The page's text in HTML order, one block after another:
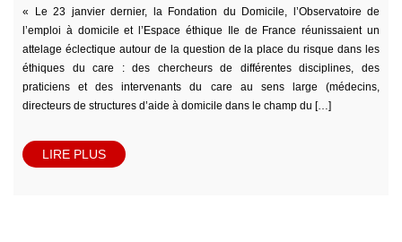
« Le 23 janvier dernier, la Fondation du Domicile, l’Observatoire de
l’emploi à domicile et l’Espace éthique Ile de France réunissaient un
attelage éclectique autour de la question de la place du risque dans les
éthiques du care : des chercheurs de différentes disciplines, des
praticiens et des intervenants du care au sens large (médecins,
directeurs de structures d’aide à domicile dans le champ du […]
LIRE PLUS